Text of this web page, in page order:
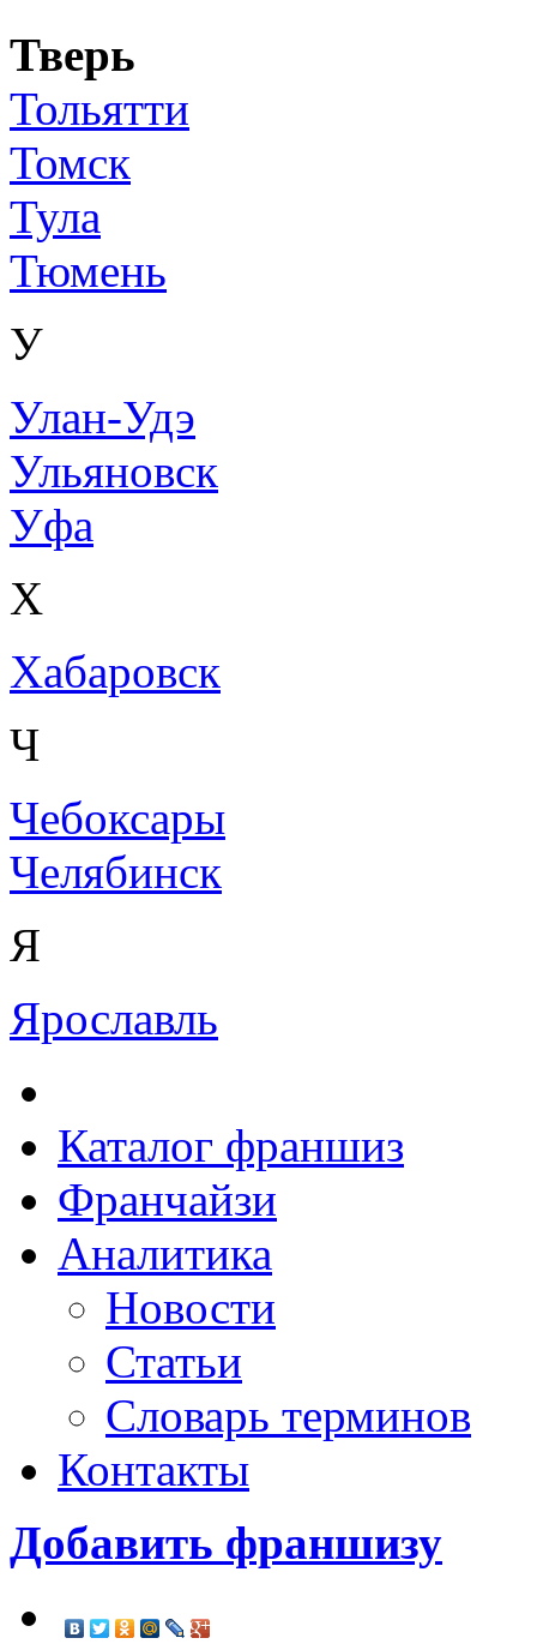
Тверь
Тольятти
Томск
Тула
Тюмень
У
Улан-Удэ
Ульяновск
Уфа
Х
Хабаровск
Ч
Чебоксары
Челябинск
Я
Ярославль
Каталог франшиз
Франчайзи
Аналитика
Новости
Статьи
Словарь терминов
Контакты
Добавить франшизу